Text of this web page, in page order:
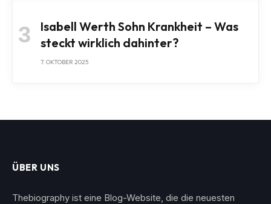
Isabell Werth Sohn Krankheit – Was
steckt wirklich dahinter?
7. OKTOBER 2025
ÜBER UNS
Thebiography ist eine Blog-Website, die die neuesten